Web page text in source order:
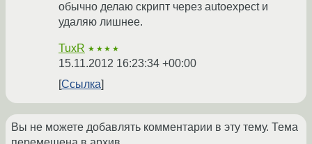
обычно делаю скрипт через autoexpect и
удаляю лишнее.
TuxR ★★★★
15.11.2012 16:23:34 +00:00
Ссылка
Вы не можете добавлять комментарии в эту тему. Тема